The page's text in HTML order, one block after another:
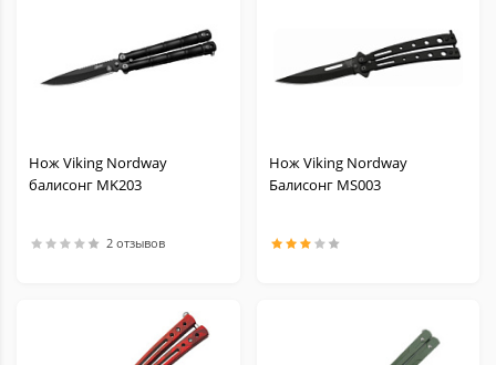
Нож Viking Nordway
балисонг MK203
2 отзывов
Нож Viking Nordway
Балисонг MS003